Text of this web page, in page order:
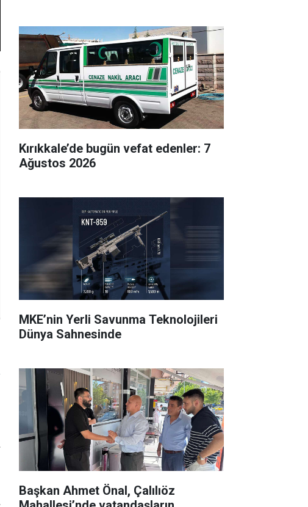
Kırıkkale’de bugün vefat edenler: 7
Ağustos 2026
MKE’nin Yerli Savunma Teknolojileri
Dünya Sahnesinde
Başkan Ahmet Önal, Çalılıöz